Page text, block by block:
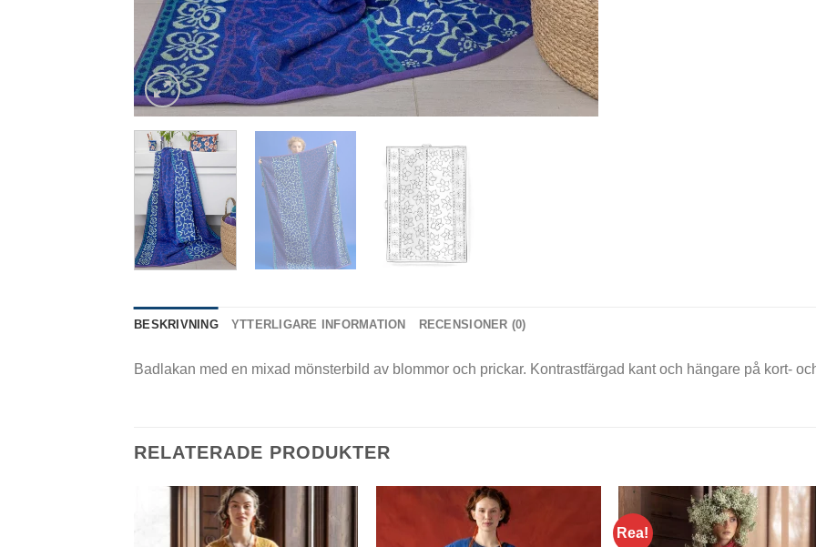
BESKRIVNING YTTERLIGARE INFORMATION RECENSIONER (0)
Badlakan med en mixad mönsterbild av blommor och prickar. Kontrastfärgad kant och hängare på kort-
RELATERADE PRODUKTER
Rea!